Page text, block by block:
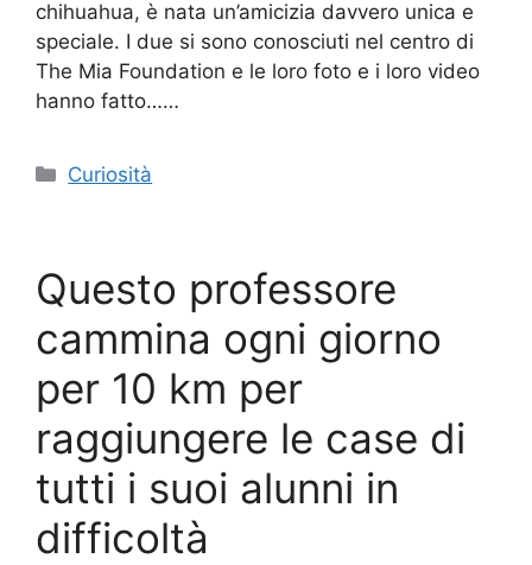
chihuahua, è nata un’amicizia davvero unica e
speciale. I due si sono conosciuti nel centro di
The Mia Foundation e le loro foto e i loro video
hanno fatto……
Categorie
Curiosità
Questo professore
cammina ogni giorno
per 10 km per
raggiungere le case di
tutti i suoi alunni in
difficoltà